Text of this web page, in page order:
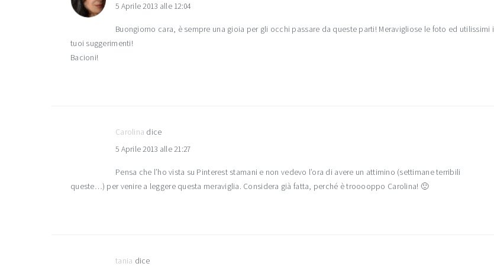
5 Aprile 2013 alle 12:04
Buongiorno cara, è sempre una gioia per gli occhi passare da queste parti! Meravigliose le foto ed utilissimi i
tuoi suggerimenti!
Bacioni!
Carolina dice
5 Aprile 2013 alle 21:27
Pensa che l’ho vista su Pinterest stamani e non vedevo l’ora di avere un attimino (settimane terribili
queste…) per venire a leggere questa meraviglia. Considera già fatta, perché è trooooppo Carolina! 🙂
tania dice